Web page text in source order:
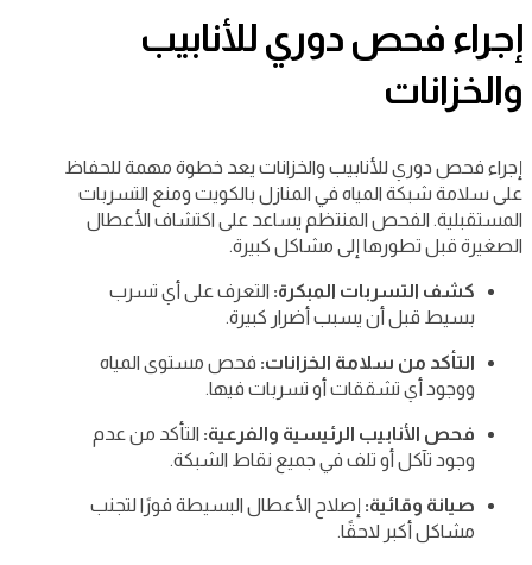
إجراء فحص دوري للأنابيب
والخزانات
إجراء فحص دوري للأنابيب والخزانات يعد خطوة مهمة للحفاظ
على سلامة شبكة المياه في المنازل بالكويت ومنع التسربات
المستقبلية. الفحص المنتظم يساعد على اكتشاف الأعطال
الصغيرة قبل تطورها إلى مشاكل كبيرة.
كشف التسربات المبكرة: التعرف على أي تسرب
بسيط قبل أن يسبب أضرار كبيرة.
التأكد من سلامة الخزانات: فحص مستوى المياه
ووجود أي تشققات أو تسربات فيها.
فحص الأنابيب الرئيسية والفرعية: التأكد من عدم
وجود تآكل أو تلف في جميع نقاط الشبكة.
صيانة وقائية: إصلاح الأعطال البسيطة فورًا لتجنب
مشاكل أكبر لاحقًا.